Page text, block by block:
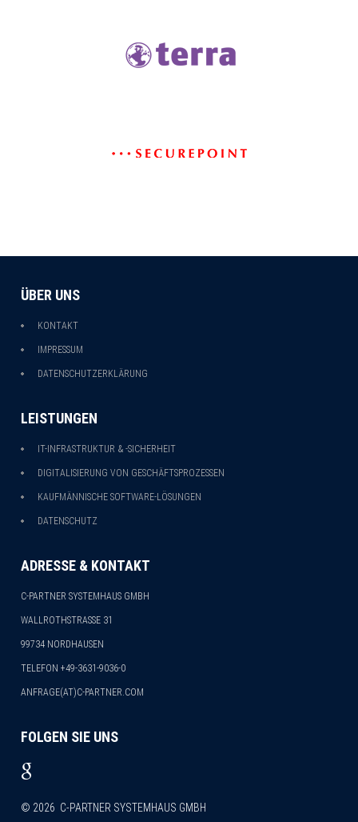
ÜBER UNS
KONTAKT
IMPRESSUM
DATENSCHUTZERKLÄRUNG
LEISTUNGEN
IT-INFRASTRUKTUR & -SICHERHEIT
DIGITALISIERUNG VON GESCHÄFTSPROZESSEN
KAUFMÄNNISCHE SOFTWARE-LÖSUNGEN
DATENSCHUTZ
ADRESSE & KONTAKT
C-PARTNER SYSTEMHAUS GMBH
WALLROTHSTRASSE 31
99734 NORDHAUSEN
TELEFON+49-3631-9036-0
ANFRAGE(AT)C-PARTNER.COM
FOLGEN SIE UNS
© 2026 C-PARTNER SYSTEMHAUS GMBH